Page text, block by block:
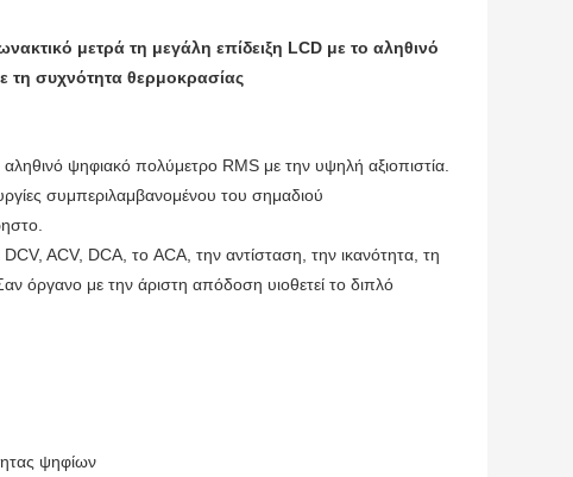
μετρά τη μεγάλη επίδειξη LCD με το αληθινό
τη συχνότητα θερμοκρασίας
ψηφιακό πολύμετρο RMS με την υψηλή αξιοπιστία.
συμπεριλαμβανομένου του σημαδιού
ACV, DCA, το ACA, την αντίσταση, την ικανότητα, τη
όργανο με την άριστη απόδοση υιοθετεί το διπλό
ψηφίων